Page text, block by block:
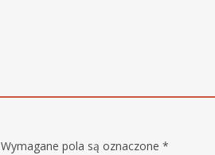
Wymagane pola są oznaczone*